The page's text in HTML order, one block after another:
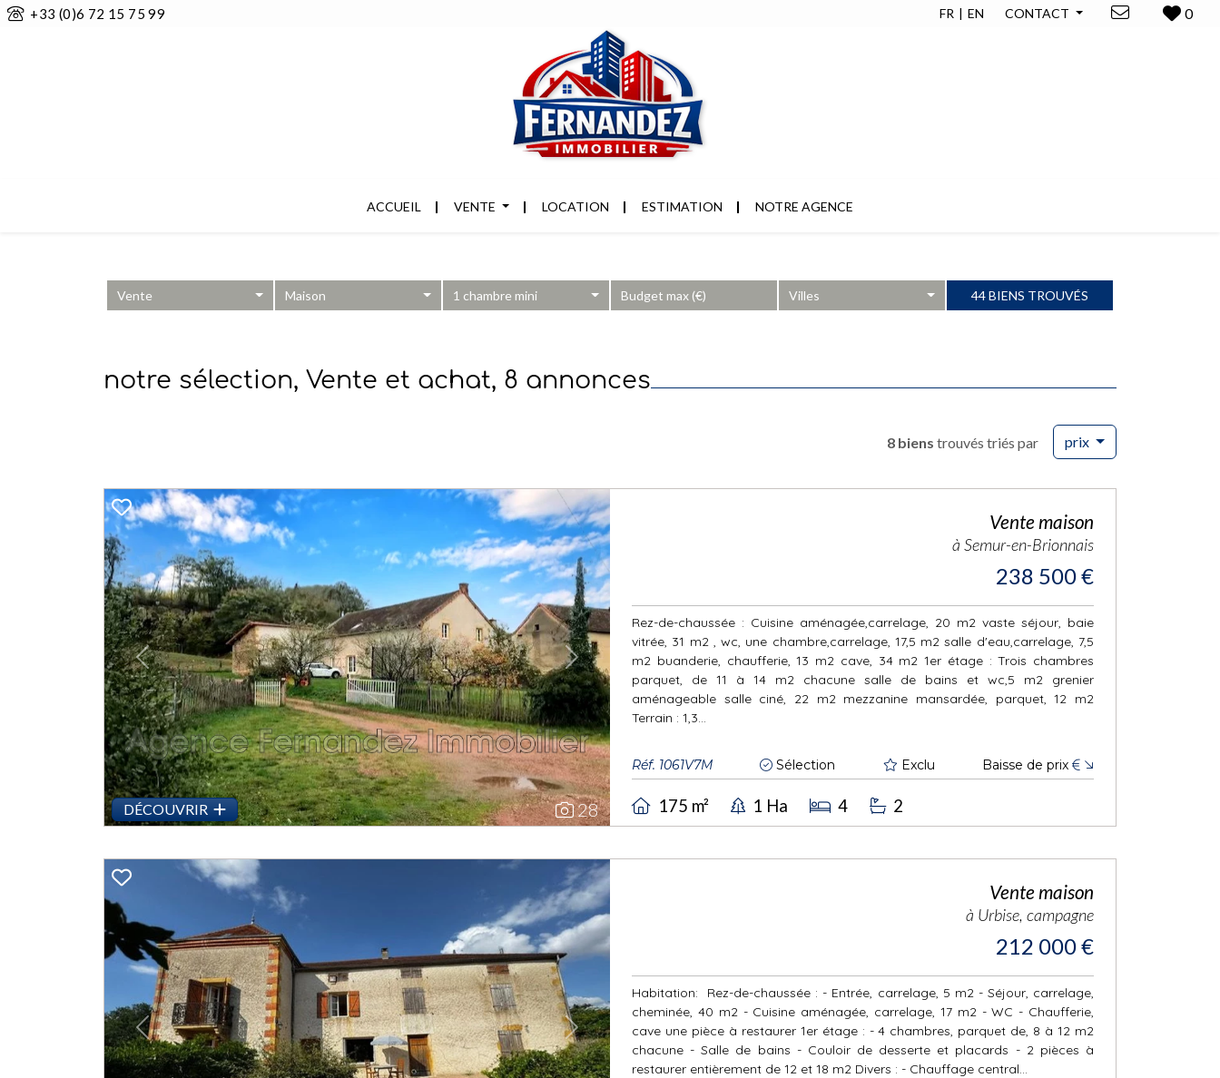
+33 (0)6 72 15 75 99 FR EN CONTACT 0
ACCUEIL VENTE LOCATION ESTIMATION NOTRE AGENCE
Vente Maison 1 chambre mini Villes 44 BIENS TROUVÉS
notre sélection, Vente et achat, 8 annonces
8 biens trouvés triés par prix
Previous Next
DÉCOUVRIR 28
Vente maison
à Semur-en-Brionnais
238 500 €
Rez-de-chaussée : Cuisine aménagée,carrelage, 20 m2 vaste séjour, baie
vitrée, 31 m2 , wc, une chambre,carrelage, 17,5 m2 salle d'eau,carrelage, 7,5
m2 buanderie, chaufferie, 13 m2 cave, 34 m2 1er étage : Trois chambres
parquet, de 11 à 14 m2 chacune salle de bains et wc,5 m2 grenier
aménageable salle ciné, 22 m2 mezzanine mansardée, parquet, 12 m2
Terrain : 1,3...
Réf. 1061V7M Sélection Exclu Baisse de prix €
175 m² 1 Ha 4 2
Previous Next
Vente maison
à Urbise, campagne
212 000 €
Habitation: Rez-de-chaussée : - Entrée, carrelage, 5 m2 - Séjour, carrelage,
cheminée, 40 m2 - Cuisine aménagée, carrelage, 17 m2 - WC - Chaufferie,
cave une pièce à restaurer 1er étage : - 4 chambres, parquet de, 8 à 12 m2
chacune - Salle de bains - Couloir de desserte et placards - 2 pièces à
restaurer entièrement de 12 et 18 m2 Divers : - Chauffage central...